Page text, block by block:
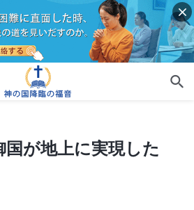
現した
が地上に実現した